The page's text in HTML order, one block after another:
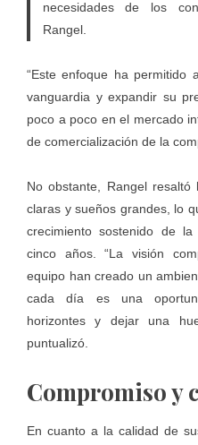
necesidades de los
Rangel.
“Este enfoque ha permitido
vanguardia y expandir su
poco a poco en el mercado
de comercialización de la
No obstante, Rangel
claras y sueños grandes, lo
crecimiento sostenido de
cinco años. “La visión
equipo han creado un
cada día es una
horizontes y dejar una
puntualizó.
Compromiso y
En cuanto a la calidad de